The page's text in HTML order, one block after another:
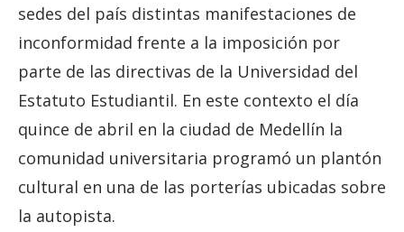
sedes del país distintas manifestaciones de
inconformidad frente a la imposición por
parte de las directivas de la Universidad del
Estatuto Estudiantil. En este contexto el día
quince de abril en la ciudad de Medellín la
comunidad universitaria programó un plantón
cultural en una de las porterías ubicadas sobre
la autopista.